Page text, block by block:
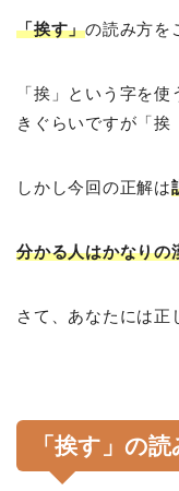
「挨す」の読み方を
「挨」という字を
きぐらいですが「挨
しかし今回の正解は
分かる人はかなりの
さて、あなたには正
「挨す」の